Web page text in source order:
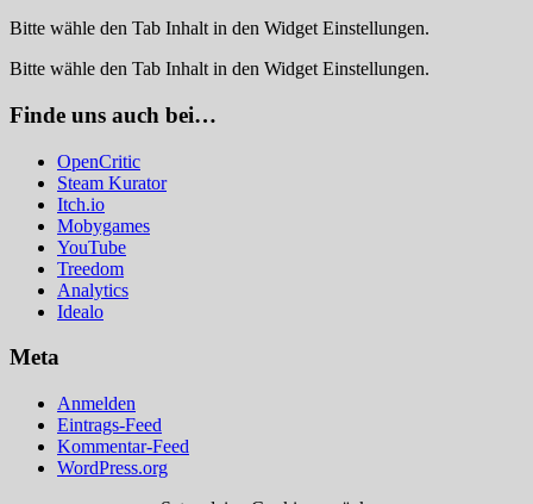
Bitte wähle den Tab Inhalt in den Widget Einstellungen.
Bitte wähle den Tab Inhalt in den Widget Einstellungen.
Finde uns auch bei…
OpenCritic
Steam Kurator
Itch.io
Mobygames
YouTube
Treedom
Analytics
Idealo
Meta
Anmelden
Eintrags-Feed
Kommentar-Feed
WordPress.org